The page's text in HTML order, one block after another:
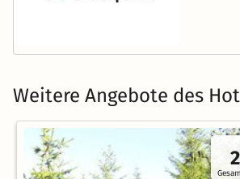
Weitere Angebote des